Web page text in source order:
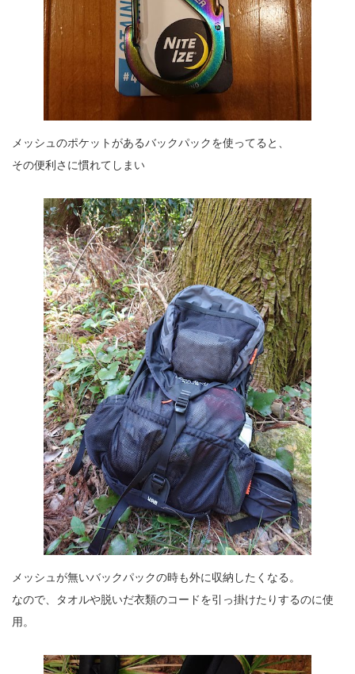
メッシュのポケットがあるバックパックを使ってると、
その便利さに慣れてしまい
メッシュが無いバックパックの時も外に収納したくなる。
なので、タオルや脱いだ衣類のコードを引っ掛けたりするのに使
用。